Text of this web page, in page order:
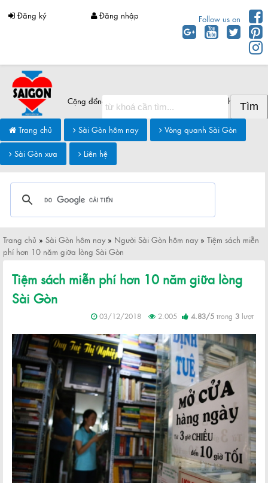
Đăng ký Đăng nhập Follow us on
Cộng đồng Sài Gòn chia sẻ thông tin Sài Gòn hôm nay
Trang chủ Sài Gòn hôm nay
Vòng quanh Sài Gòn
Sài Gòn xưa
Liên hệ
Trang chủ » Sài Gòn hôm nay» Người Sài Gòn hôm nay» Tiệm sách miễn
phí hơn 10 năm giữa lòng Sài Gòn
Tiệm sách miễn phí hơn 10 năm giữa lòng
Sài Gòn
03/12/2018 2.005 4.83/5 trong 3 lượt